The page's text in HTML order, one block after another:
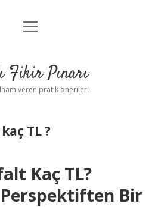
Anasayfa
Yasal Uyarı
menüyü
Fikir Pınarı
veren pratik öneriler!
TL ?
Kaç TL?
Bir